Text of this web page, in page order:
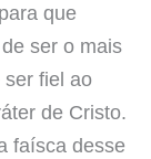
que
ser o mais
fiel ao
de Cristo.
faísca desse